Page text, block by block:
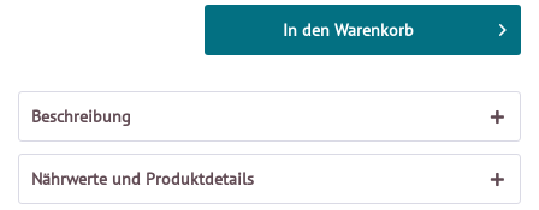
In den Warenkorb
Beschreibung
Nährwerte und Produktdetails